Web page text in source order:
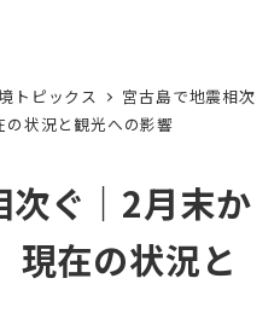
한국어
検索
トピックス
宮古島で地震相次
状況と観光への影響
次ぐ｜2月末か
現在の状況と